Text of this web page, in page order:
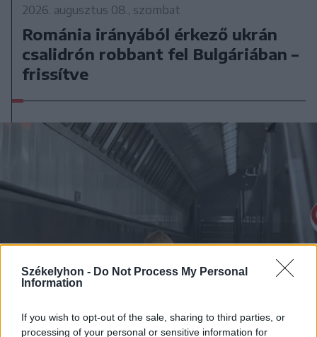
Székelyhon - Do Not Process My Personal
Information
If you wish to opt-out of the sale, sharing to third parties, or
processing of your personal or sensitive information for
2026. augusztus 08., szombat
Románia irányából érkező ukrán
csalidrón robbant fel Bulgáriában –
frissítve